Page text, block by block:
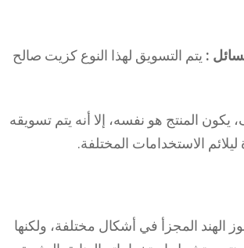
: يتم التسويق لهذا النوع كزيت صالح
يكون المنتج هو نفسه، إلا أنه يتم تسويقه
الاستخدامات المختلفة.
الهند المجزأ في أشكال مختلفة، ولكنها